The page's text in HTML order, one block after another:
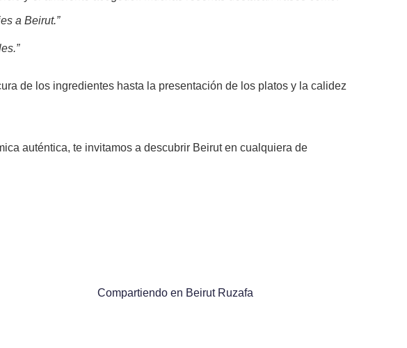
a Beirut.”
de los ingredientes hasta la presentación de los platos y la calidez
auténtica, te invitamos a descubrir Beirut en cualquiera de